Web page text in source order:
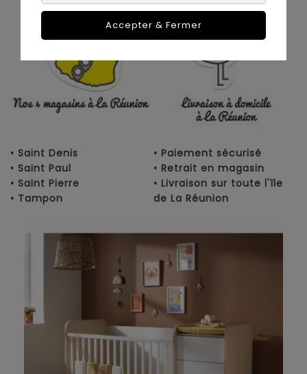
Accepter & Fermer
• Saint Denis
• Saint Paul
• Saint Pierre
• Tampon
• Paiement sécurisé
• Retrait en magasin
• Livraison sur toute l'île
de La Réunion